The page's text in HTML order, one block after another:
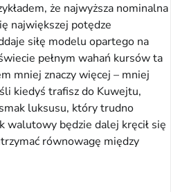
że najwyższa nominalna
największej potędze
siłę modelu opartego na
pełnym wahań kursów ta
mniej znaczy więcej – mniej
kiedyś trafisz do Kuwejtu,
luksusu, który trudno
walutowy będzie dalej kręcił się
równowagę między